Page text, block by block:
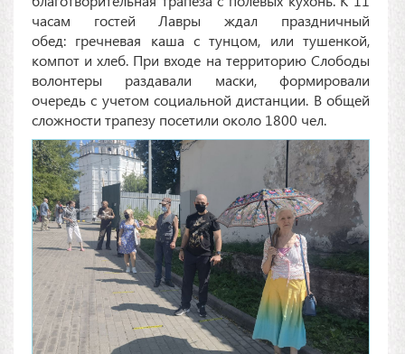
часам гостей Лавры ждал праздничный
обед: гречневая каша с тунцом, или тушенкой,
компот и хлеб. При входе на территорию Слободы
волонтеры раздавали маски, формировали
очередь с учетом социальной дистанции. В общей
сложности трапезу посетили около 1800 чел.